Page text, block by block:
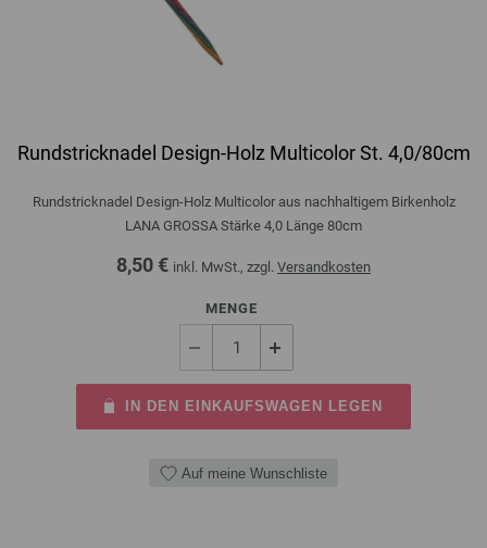
Rundstricknadel Design-Holz Multicolor St. 4,0/80cm
Rundstricknadel Design-Holz Multicolor aus nachhaltigem Birkenholz
LANA GROSSA Stärke 4,0 Länge 80cm
8,50 € inkl. MwSt., zzgl. Versandkosten
MENGE
IN DEN EINKAUFSWAGEN LEGEN
Auf meine Wunschliste